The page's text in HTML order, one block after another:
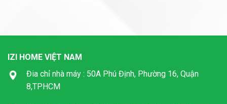
IZI HOME VIỆT NAM
Đia chỉ nhà máy : 50A Phú Định, Phường 16, Quận
8,TPHCM